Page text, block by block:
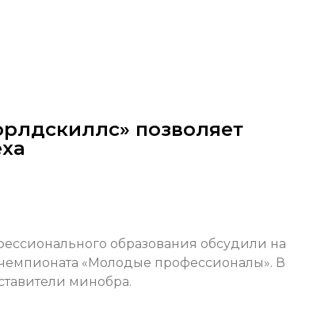
позволяет
образования обсудили на
«Молодые профессионалы». В
минобра.